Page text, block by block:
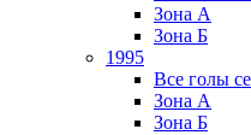
Зона А
Зона Б
1995
Все голы
Зона А
Зона Б